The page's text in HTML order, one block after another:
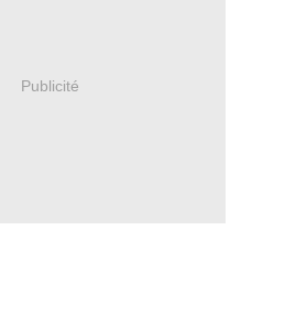
Publicité